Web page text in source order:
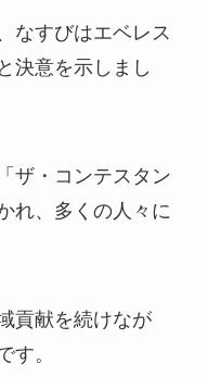
なすびはエベレス
決意を示しまし
ザ・コンテスタン
れ、多くの人々に
貢献を続けなが
す。